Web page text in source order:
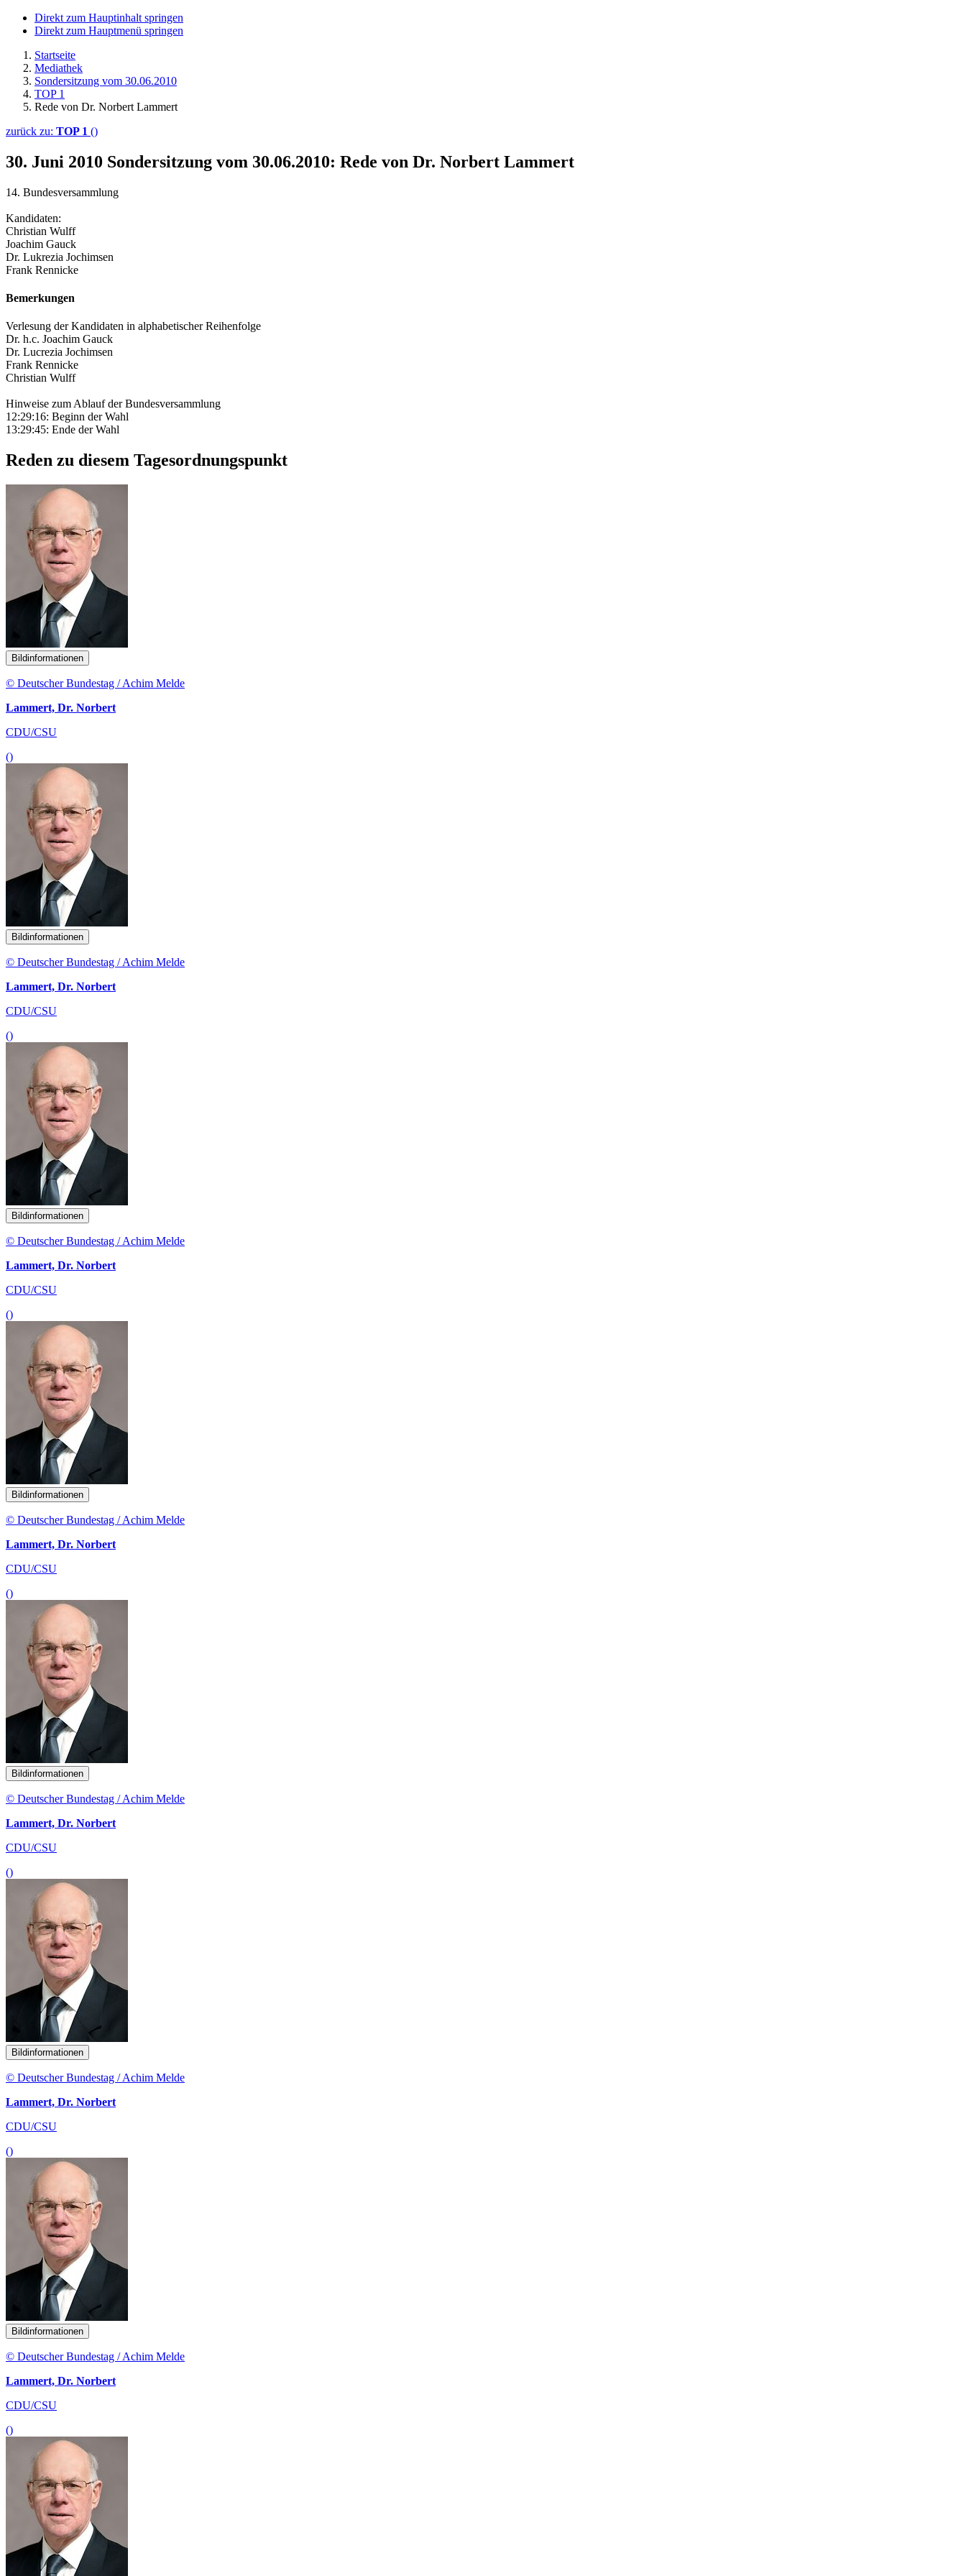
Direkt zum Hauptinhalt springen
Direkt zum Hauptmenü springen
Startseite
Mediathek
Sondersitzung vom 30.06.2010
TOP 1
Rede von Dr. Norbert Lammert
zurück zu: TOP 1 ()
30. Juni 2010 Sondersitzung vom 30.06.2010: Rede von Dr. Norbert Lammert
14. Bundesversammlung
Kandidaten:
Christian Wulff
Joachim Gauck
Dr. Lukrezia Jochimsen
Frank Rennicke
Bemerkungen
Verlesung der Kandidaten in alphabetischer Reihenfolge
Dr. h.c. Joachim Gauck
Dr. Lucrezia Jochimsen
Frank Rennicke
Christian Wulff
Hinweise zum Ablauf der Bundesversammlung
12:29:16: Beginn der Wahl
13:29:45: Ende der Wahl
Reden zu diesem Tagesordnungspunkt
Bildinformationen
© Deutscher Bundestag / Achim Melde
Lammert, Dr. Norbert
CDU/CSU
()
Bildinformationen
© Deutscher Bundestag / Achim Melde
Lammert, Dr. Norbert
CDU/CSU
()
Bildinformationen
© Deutscher Bundestag / Achim Melde
Lammert, Dr. Norbert
CDU/CSU
()
Bildinformationen
© Deutscher Bundestag / Achim Melde
Lammert, Dr. Norbert
CDU/CSU
()
Bildinformationen
© Deutscher Bundestag / Achim Melde
Lammert, Dr. Norbert
CDU/CSU
()
Bildinformationen
© Deutscher Bundestag / Achim Melde
Lammert, Dr. Norbert
CDU/CSU
()
Bildinformationen
© Deutscher Bundestag / Achim Melde
Lammert, Dr. Norbert
CDU/CSU
()